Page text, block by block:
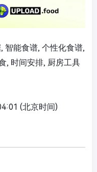
智能食谱, 个性化食谱,
, 时间安排, 厨房工具
(北京时间)